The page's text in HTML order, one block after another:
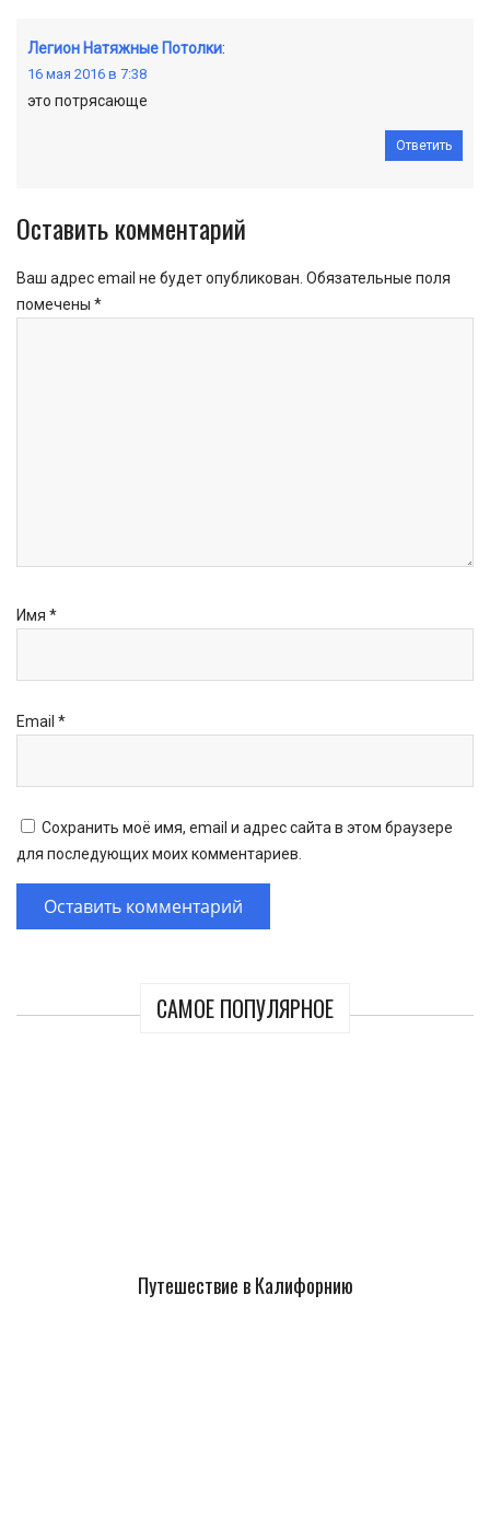
САМОЕ ПОПУЛЯРНОЕ
Путешествие в Калифорнию
Легион Натяжные Потолки:
16 мая 2016 в 7:38
это потрясающе
Ответить
Оставить комментарий
Ваш адрес email не будет опубликован. Обязательные поля
помечены *
Имя *
Email *
Сохранить моё имя, email и адрес сайта в этом браузере
для последующих моих комментариев.